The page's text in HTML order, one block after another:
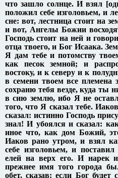
что зашло солнце. И взял
положил себе изголовьем, и
сне: вот, лестница стоит на
и вот, Ангелы Божии
Господь стоит на ней и
отца твоего, и Бог Исаака.
Я дам тебе и потомству
как песок земной; и
востоку, и к северу и к
в семени твоем все
сохраню тебя везде, куда ты
в сию землю, ибо Я не
того, что Я сказал тебе.
сказал: истинно Господь
знал! И убоялся и сказал:
иное что, как дом Божий,
Иаков рано утром, и взял
себе изголовьем, и
елей на верх его. И нарек
прежнее имя того города
обет, сказав: если Бог